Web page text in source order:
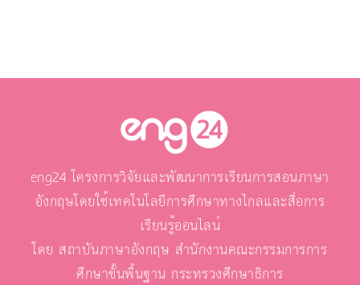
eng24 โครงการวิจัยและพัฒนาการเรียนการสอนภาษา
อังกฤษโดยใช้เทคโนโลยีการศึกษาทางไกลและสื่อการ
เรียนรู้ออนไลน์
โดย สถาบันภาษาอังกฤษ สำนักงานคณะกรรมการการ
ศึกษาขั้นพื้นฐาน กระทรวงศึกษาธิการ